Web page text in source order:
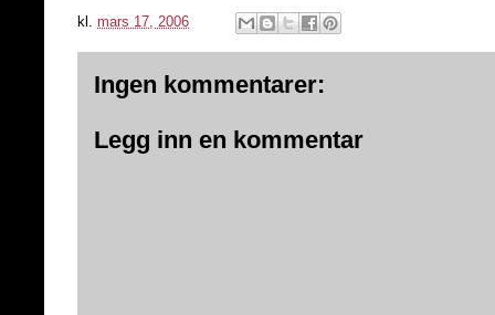
kl. mars 17, 2006
Ingen kommentarer:
Legg inn en kommentar